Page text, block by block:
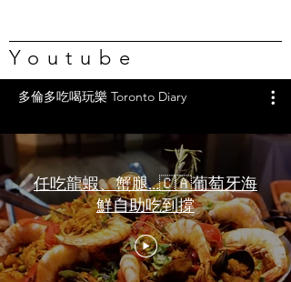
Youtube
多倫多吃喝玩樂 Toronto Diary
任吃龍蝦、蟹腿…🇨🇦葡萄牙海
鮮自助吃到撐